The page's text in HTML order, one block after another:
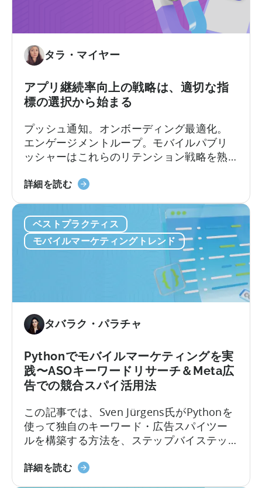
す
き
10
の
理
由
入
ト
リ
ビ
ュ
ー
シ
ン
い
タラ・マイヤー
アプリ継続率向上の戦略は、適切な指
標の選択から始まる
プッシュ通知。オンボーディング最適化。
エンゲージメントループ。モバイルパブリ
ッシャーはこれらのリテンション戦略を熟
詳細を読むア
の
リ
テ
戦
は
適
切
な
指
標
の
択
ベストプラクティス
モバイルマーケティングトレンド
タバラク・パラチャ
Pythonでモバイルマーケティングを実
践〜ASOキーワードリサーチ＆Meta広
告での競合スパイ活用法
この記事では、Sven Jürgens氏がPythonを
使って独自のキーワード・広告スパイツー
ルを構築する方法を、ステップバイステッ
ても大丈夫です。この記事のポイントは以
詳細を読むモ